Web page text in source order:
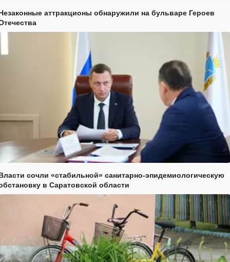
аттракционы обнаружили на бульваре Героев
сочли «стабильной» санитарно-эпидемиологическую
в Саратовской области